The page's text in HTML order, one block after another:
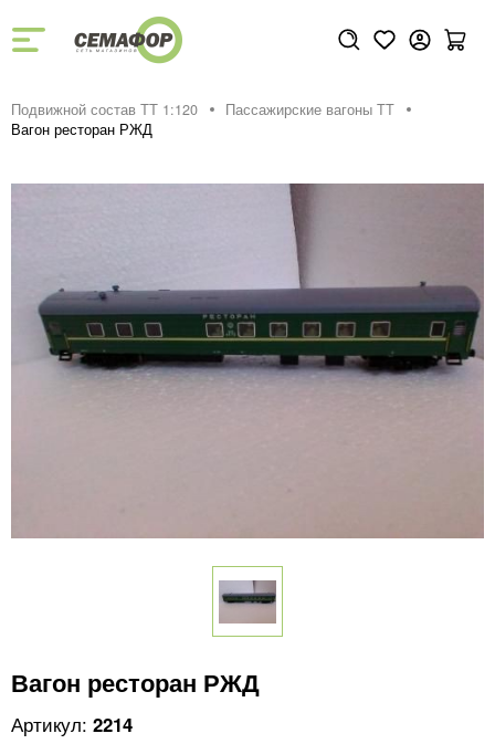
Подвижной состав ТТ 1:120
Пассажирские вагоны TT
Вагон ресторан РЖД
Вагон ресторан РЖД
2214